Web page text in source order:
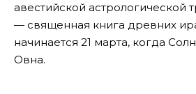
авестийской астрологической
— священная книга древних
начинается 21 марта, когда
Овна.